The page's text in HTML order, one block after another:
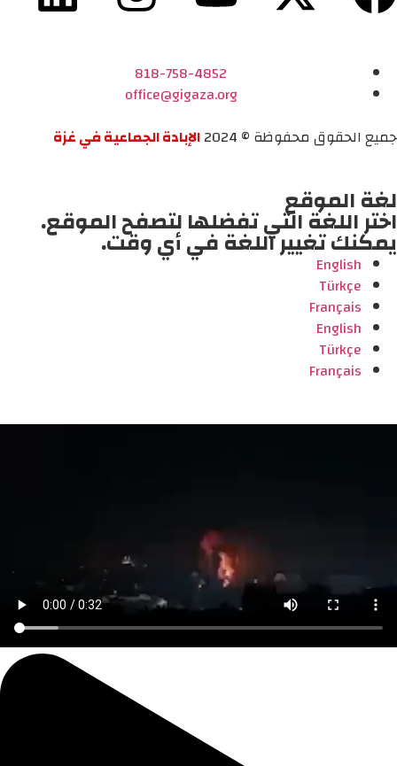
818-758-4852
office@gigaza.org
جميع الحقوق محفوظة © 2024
الإبادة الجماعية في غزة
لغة الموقع
اختر اللغة التي تفضلها لتصفح الموقع.
يمكنك تغيير اللغة في أي وقت.
English
Türkçe
Français
English
Türkçe
Français